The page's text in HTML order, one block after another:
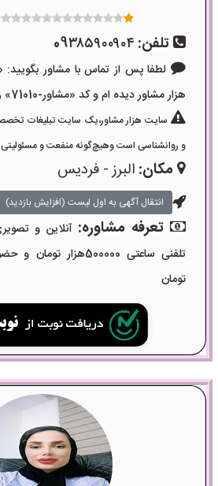
تلفن: 09۳۸۵۹۰۰۹۰۴
لطفا پس از تماس با مشاور
هزار مشاور دیده ام و کد «مشاور-71010» را اعلام کنید»
سایت هزار مشاور،یک سایت تبلیغات
و روانشناسی است وهیچ‌گونه منفعت و مسئولیتی
مکان: البرز - فردیس
انتقال آگهی به اول لیست (افزایش بازدید)
تعرفه مشاوره:
تومان